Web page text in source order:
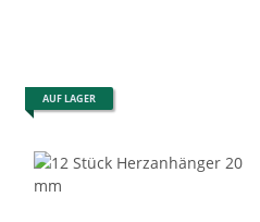
AUF LAGER